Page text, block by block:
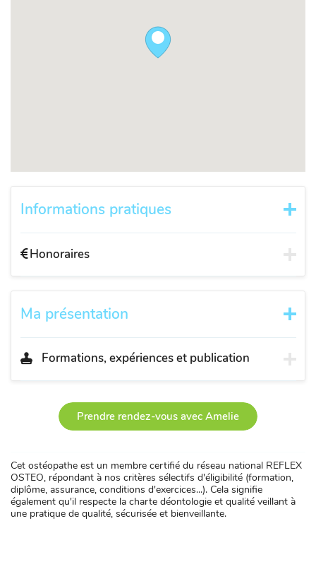
Informations pratiques
Honoraires
Ma présentation
Formations, expériences et publication
Prendre rendez-vous avec Amelie
Cet ostéopathe est un membre certifié du réseau national REFLEX
OSTEO, répondant à nos critères sélectifs d'éligibilité (formation,
diplôme, assurance, conditions d'exercices...). Cela signifie
également qu'il respecte la charte déontologie et qualité veillant à
une pratique de qualité, sécurisée et bienveillante.